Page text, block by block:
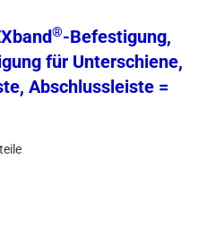
®-Befestigung,
für Unterschiene,
Abschlussleiste =